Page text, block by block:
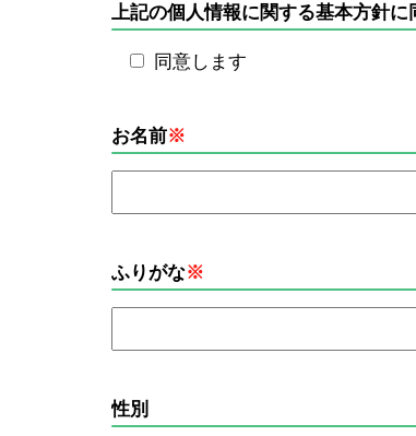
上記の個人情報に関する基本方針
同意します
お名前※
ふりがな※
性別